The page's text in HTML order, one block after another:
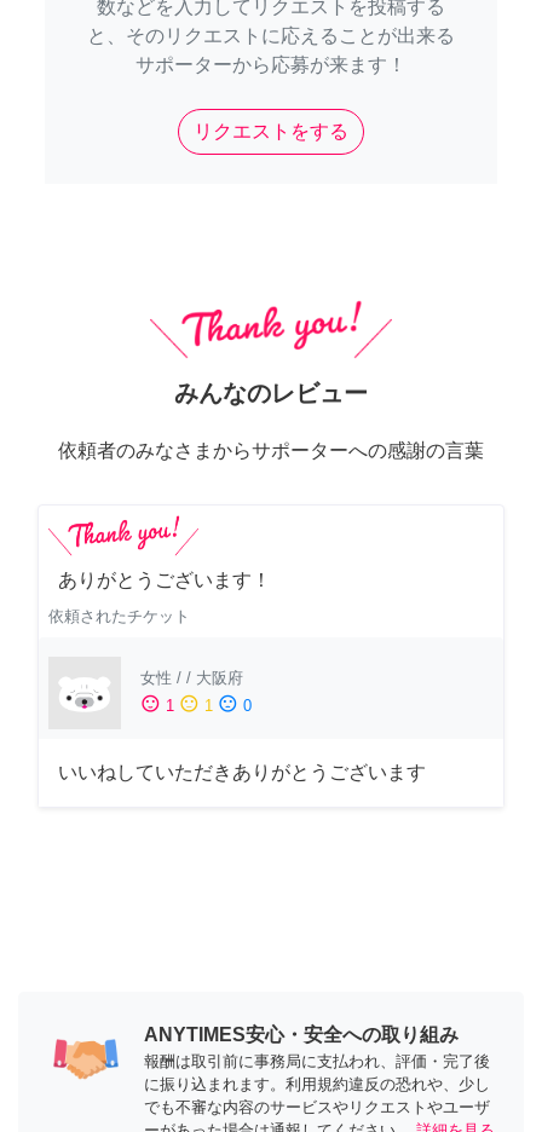
数などを入力してリクエストを投稿する
と、そのリクエストに応えることが出来る
サポーターから応募が来ます！
リクエストをする
みんなのレビュー
依頼者のみなさまからサポーターへの感謝の言葉
ありがとうございます！
依頼されたチケット
女性 / / 大阪府
sentiment_satisfied 1 sentiment_neutral 1 sentiment_dissatisfied 0
いいねしていただきありがとうございます
ANYTIMES安心・安全への取り組み
報酬は取引前に事務局に支払われ、評価・完了後
に振り込まれます。利用規約違反の恐れや、少し
でも不審な内容のサービスやリクエストやユーザ